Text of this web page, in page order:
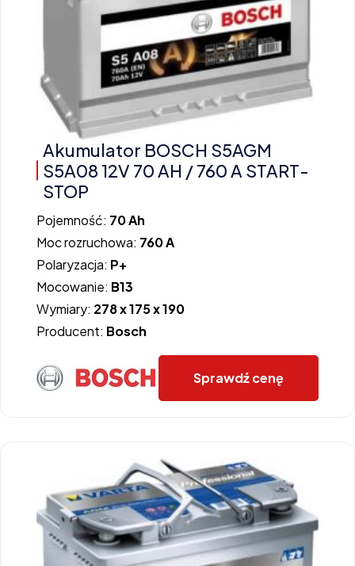
Akumulator BOSCH S5AGM
S5A08 12V 70 AH / 760 A START-
STOP
Pojemność: 70 Ah
Moc rozruchowa: 760 A
Polaryzacja: P+
Mocowanie: B13
Wymiary: 278 x 175 x 190
Producent: Bosch
Sprawdź cenę